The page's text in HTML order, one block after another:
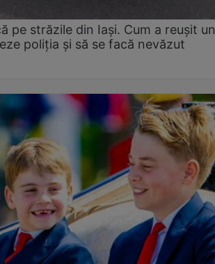
pe străzile din Iași. Cum a reușit un
poliția și să se facă nevăzut